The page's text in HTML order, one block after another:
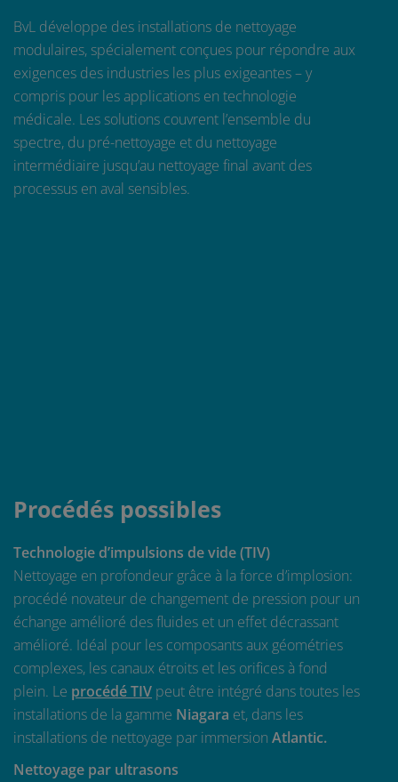
BvL développe des installations de nettoyage
modulaires, spécialement conçues pour répondre aux
exigences des industries les plus exigeantes – y
compris pour les applications en technologie
médicale. Les solutions couvrent l’ensemble du
spectre, du pré-nettoyage et du nettoyage
intermédiaire jusqu’au nettoyage final avant des
processus en aval sensibles.
Procédés possibles
Technologie d’impulsions de vide (TIV)
Nettoyage en profondeur grâce à la force d’implosion:
procédé novateur de changement de pression pour un
échange amélioré des fluides et un effet décrassant
amélioré. Idéal pour les composants aux géométries
complexes, les canaux étroits et les orifices à fond
plein. Le procédé TIV peut être intégré dans toutes les
installations de la gamme Niagara et, dans les
installations de nettoyage par immersion Atlantic.
Nettoyage par ultrasons